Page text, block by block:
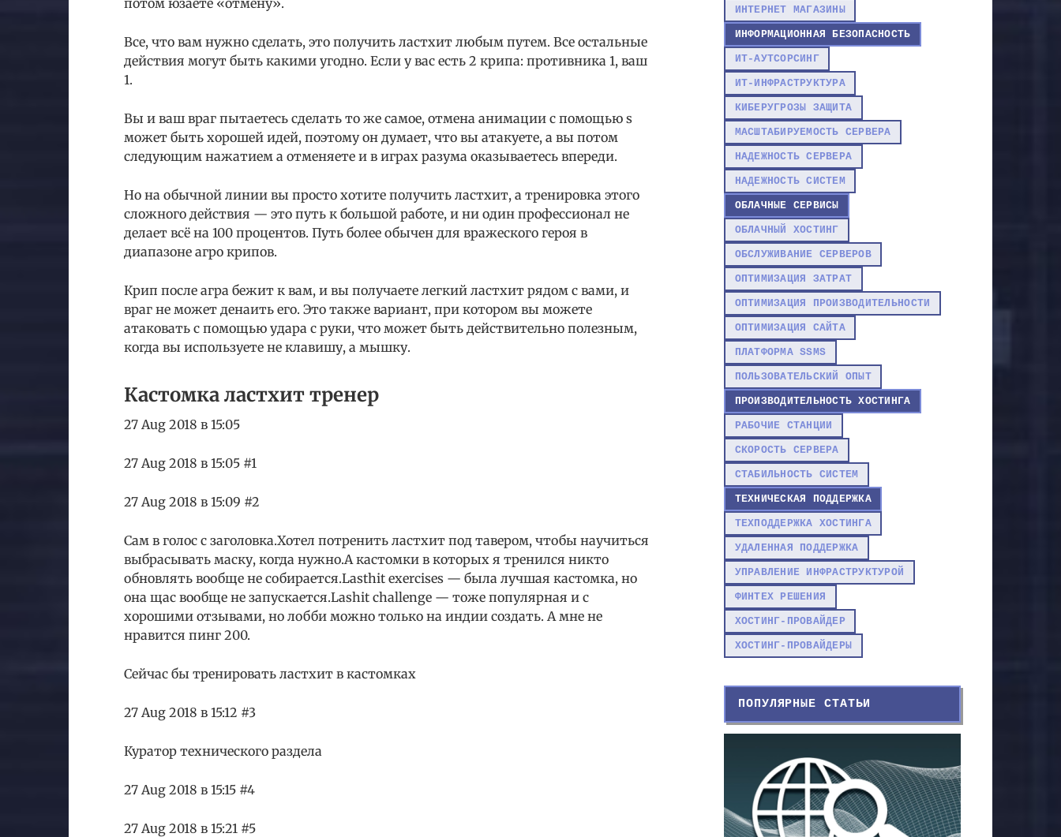
Все, что вам нужно сделать, это получить ластхит любым путем. Все остальные
действия могут быть какими угодно. Если у вас есть 2 крипа: противника 1, ваш
1.
Вы и ваш враг пытаетесь сделать то же самое, отмена анимации с помощью s
может быть хорошей идей, поэтому он думает, что вы атакуете, а вы потом
следующим нажатием a отменяете и в играх разума оказываетесь впереди.
Но на обычной линии вы просто хотите получить ластхит, а тренировка этого
сложного действия — это путь к большой работе, и ни один профессионал не
делает всё на 100 процентов. Путь более обычен для вражеского героя в
диапазоне агро крипов.
Крип после агра бежит к вам, и вы получаете легкий ластхит рядом с вами, и
враг не может денаить его. Это также вариант, при котором вы можете
атаковать с помощью удара с руки, что может быть действительно полезным,
когда вы используете не клавишу, а мышку.
Кастомка ластхит тренер
27 Aug 2018 в 15:05
27 Aug 2018 в 15:05 #1
27 Aug 2018 в 15:09 #2
Сам в голос с заголовка.Хотел потренить ластхит под тавером, чтобы научиться
выбрасывать маску, когда нужно.А кастомки в которых я тренился никто
обновлять вообще не собирается.Lasthit exercises — была лучшая кастомка, но
она щас вообще не запускается.Lashit challenge — тоже популярная и с
хорошими отзывами, но лобби можно только на индии создать. А мне не
нравится пинг 200.
Сейчас бы тренировать ластхит в кастомках
27 Aug 2018 в 15:12 #3
Куратор технического раздела
27 Aug 2018 в 15:15 #4
27 Aug 2018 в 15:21 #5
ИНТЕРНЕТ МАГАЗИНЫ
ИНФОРМАЦИОННАЯ БЕЗОПАСНОСТЬ
ИТ-АУТСОРСИНГ
ИТ-ИНФРАСТРУКТУРА
КИБЕРУГРОЗЫ ЗАЩИТА
МАСШТАБИРУЕМОСТЬ СЕРВЕРА
НАДЕЖНОСТЬ СЕРВЕРА
НАДЕЖНОСТЬ СИСТЕМ
ОБЛАЧНЫЕ СЕРВИСЫ
ОБЛАЧНЫЙ ХОСТИНГ
ОБСЛУЖИВАНИЕ СЕРВЕРОВ
ОПТИМИЗАЦИЯ ЗАТРАТ
ОПТИМИЗАЦИЯ ПРОИЗВОДИТЕЛЬНОСТИ
ОПТИМИЗАЦИЯ САЙТА
ПЛАТФОРМА SSMS
ПОЛЬЗОВАТЕЛЬСКИЙ ОПЫТ
ПРОИЗВОДИТЕЛЬНОСТЬ ХОСТИНГА
РАБОЧИЕ СТАНЦИИ
СКОРОСТЬ СЕРВЕРА
СТАБИЛЬНОСТЬ СИСТЕМ
ТЕХНИЧЕСКАЯ ПОДДЕРЖКА
ТЕХПОДДЕРЖКА ХОСТИНГА
УДАЛЕННАЯ ПОДДЕРЖКА
УПРАВЛЕНИЕ ИНФРАСТРУКТУРОЙ
ФИНТЕХ РЕШЕНИЯ
ХОСТИНГ-ПРОВАЙДЕР
ХОСТИНГ-ПРОВАЙДЕРЫ
ПОПУЛЯРНЫЕ СТАТЬИ